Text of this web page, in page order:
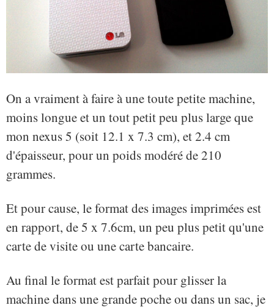
On a vraiment à faire à une toute petite machine,
moins longue et un tout petit peu plus large que
mon nexus 5 (soit 12.1 x 7.3 cm), et 2.4 cm
d'épaisseur, pour un poids modéré de 210
grammes.
Et pour cause, le format des images imprimées est
en rapport, de 5 x 7.6cm, un peu plus petit qu'une
carte de visite ou une carte bancaire.
Au final le format est parfait pour glisser la
machine dans une grande poche ou dans un sac, je